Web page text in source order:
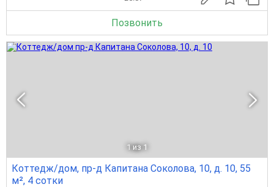
Позвонить
1 из 1
Коттедж/дом, пр-д Капитана Соколова, 10, д. 10, 55
м², 4 сотки